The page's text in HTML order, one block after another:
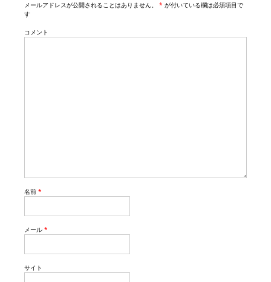
n
メールアドレスが公開されることはありません。 * が付いている欄は必須項目で
す
コメント
名前 *
メール *
サイト